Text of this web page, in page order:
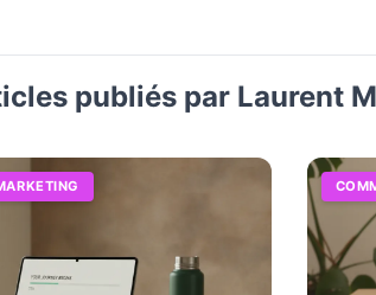
publiés par Laurent